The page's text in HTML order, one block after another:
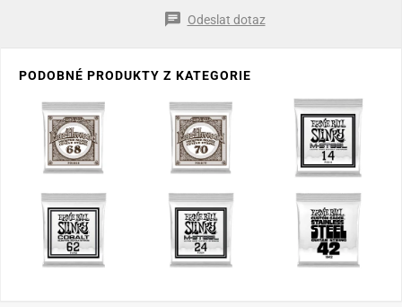
Odeslat dotaz
PODOBNÉ PRODUKTY Z KATEGORIE